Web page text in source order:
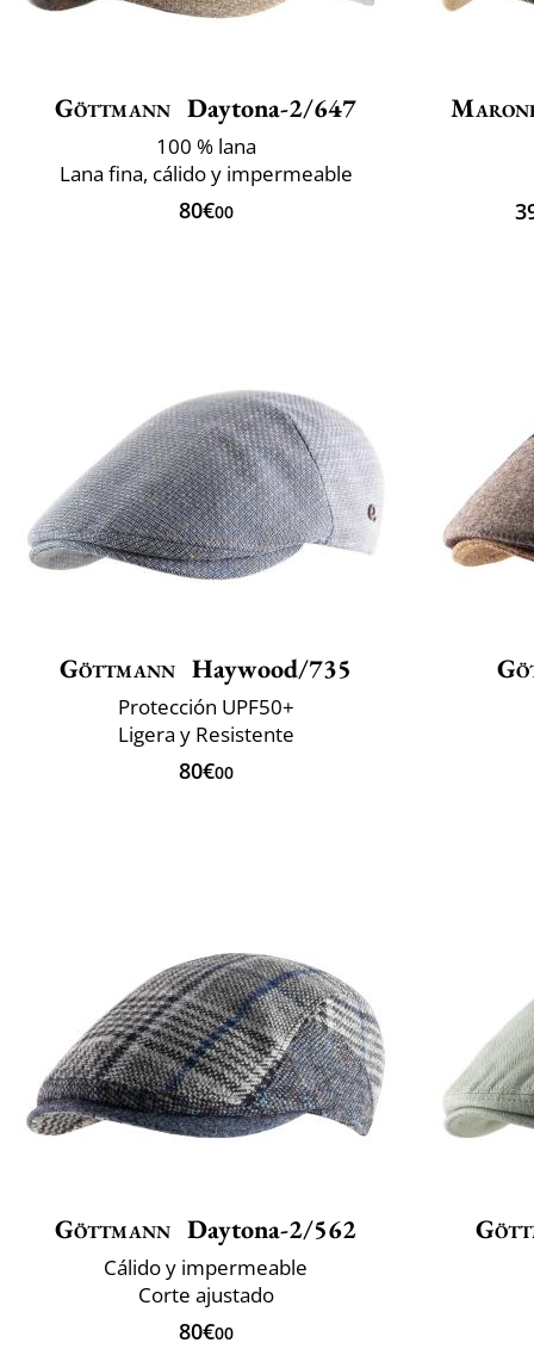
Göttmann Daytona-2/647
100 % lana
Lana fina, cálido y impermeable
80€00
Göttmann Haywood/735
Protección UPF50+
Ligera y Resistente
80€00
Göttmann Daytona-2/562
Cálido y impermeable
Corte ajustado
80€00